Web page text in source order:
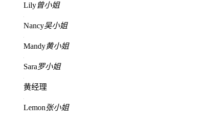
Lily曾小姐
Nancy吴小姐
Mandy黄小姐
Sara罗小姐
黄经理
Lemon张小姐